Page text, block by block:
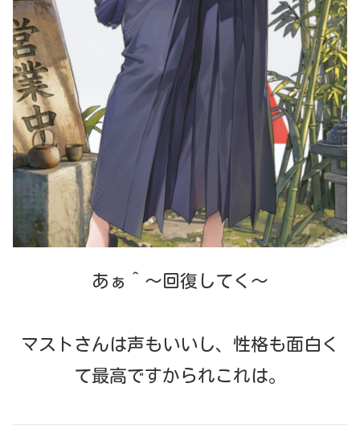
あぁ＾〜回復してく〜
マストさんは声もいいし、性格も面白く
て最高ですかられこれは。